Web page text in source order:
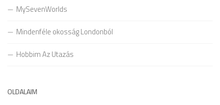
MySevenWorlds
Mindenféle okosság Londonból
Hobbim Az Utazás
OLDALAIM